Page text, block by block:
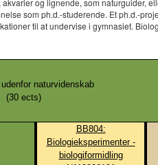
og lignende, som naturguider,
som ph.d.-studerende. Et ph.d.-
til at undervise i gymnasiet.
naturvidenskab
(30ects)
BB804:
Biologieksperimenter -
biologiformidling